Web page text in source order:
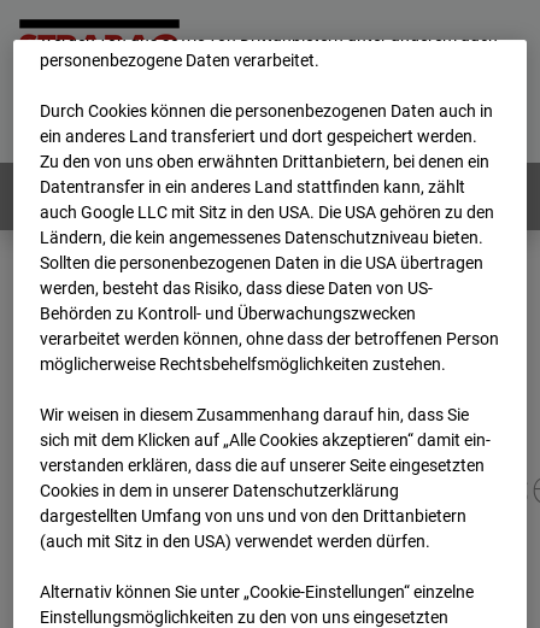
Deutsch / English
Webcams: Alle Länder
Home
Deutschland
BC-113 - BV-New Commissary, Panzerkaserne Böblingen
Archiv
2026 07 08 16:45
BC-113 - BV-New
Commissary,
Böblingen
Herdweg , 71032 Böblingen
werden von uns sowie von Drittanbietern unter anderem auch
personenbezogene Daten verarbeitet.
Durch Cookies können die personenbezogenen Daten auch in
ein anderes Land transferiert und dort gespeichert werden.
Zu den von uns oben erwähnten Drittanbietern, bei denen ein
Datentransfer in ein anderes Land stattfinden kann, zählt
auch Google LLC mit Sitz in den USA. Die USA gehören zu den
Ländern, die kein angemessenes Datenschutzniveau bieten.
Sollten die personenbezogenen Daten in die USA übertragen
werden, besteht das Risiko, dass diese Daten von US-
Behörden zu Kontroll- und Überwachungszwecken
verarbeitet werden können, ohne dass der betroffenen Person
möglicherweise Rechtsbehelfsmöglichkeiten zustehen.
Wir weisen in diesem Zusammenhang darauf hin, dass Sie
sich mit dem Klicken auf „Alle Cookies akzeptieren“ damit ein­
ver­standen erklären, dass die auf unserer Seite eingesetzten
Cookies in dem in unserer Datenschutzerklärung
dargestellten Umfang von uns und von den Drittanbietern
(auch mit Sitz in den USA) verwendet werden dürfen.
Alternativ können Sie unter „Cookie-Einstellungen“ einzelne
Einstellungsmöglichkeiten zu den von uns eingesetzten